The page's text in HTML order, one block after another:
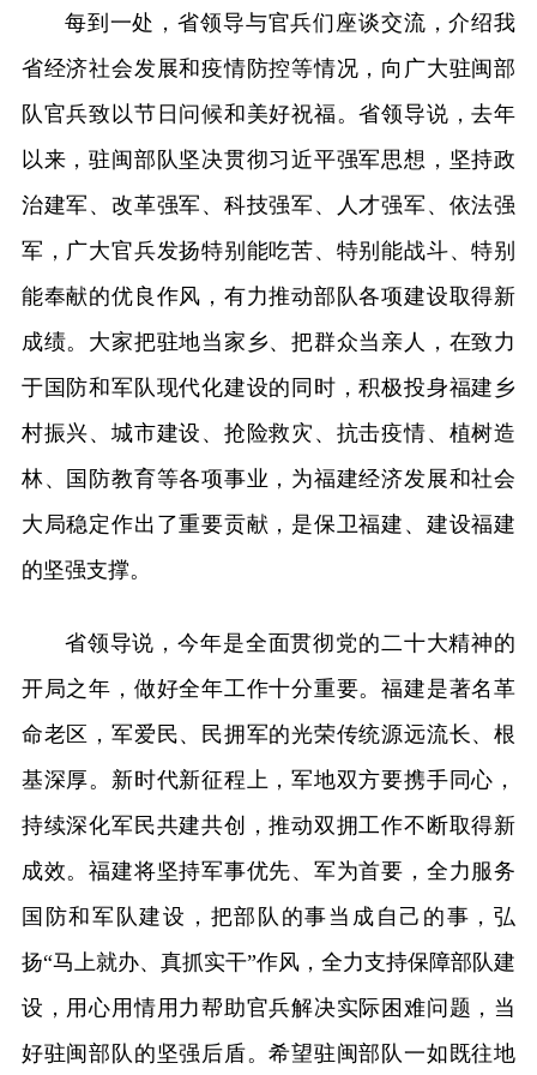
每到一处，省领导与官兵们座谈交流，介绍我
省经济社会发展和疫情防控等情况，向广大驻闽部
队官兵致以节日问候和美好祝福。省领导说，去年
以来，驻闽部队坚决贯彻习近平强军思想，坚持政
治建军、改革强军、科技强军、人才强军、依法强
军，广大官兵发扬特别能吃苦、特别能战斗、特别
能奉献的优良作风，有力推动部队各项建设取得新
成绩。大家把驻地当家乡、把群众当亲人，在致力
于国防和军队现代化建设的同时，积极投身福建乡
村振兴、城市建设、抢险救灾、抗击疫情、植树造
林、国防教育等各项事业，为福建经济发展和社会
大局稳定作出了重要贡献，是保卫福建、建设福建
的坚强支撑。
省领导说，今年是全面贯彻党的二十大精神的
开局之年，做好全年工作十分重要。福建是著名革
命老区，军爱民、民拥军的光荣传统源远流长、根
基深厚。新时代新征程上，军地双方要携手同心，
持续深化军民共建共创，推动双拥工作不断取得新
成效。福建将坚持军事优先、军为首要，全力服务
国防和军队建设，把部队的事当成自己的事，弘
扬“马上就办、真抓实干”作风，全力支持保障部队建
设，用心用情用力帮助官兵解决实际困难问题，当
好驻闽部队的坚强后盾。希望驻闽部队一如既往地